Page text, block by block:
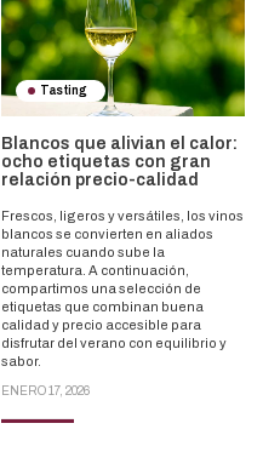
Tasting
Blancos que alivian el calor:
ocho etiquetas con gran
relación precio-calidad
Frescos, ligeros y versátiles, los vinos
blancos se convierten en aliados
naturales cuando sube la
temperatura. A continuación,
compartimos una selección de
etiquetas que combinan buena
calidad y precio accesible para
disfrutar del verano con equilibrio y
sabor.
ENERO 17, 2026